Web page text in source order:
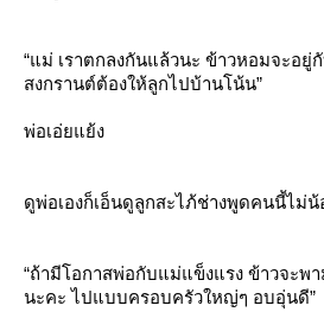
“แม่ เราตกลงกันแล้วนะ ข้าวหอมจะอยู่
สงกรานต์ต้องให้ลูกไปบ้านโน้น”
พ่อเอ่ยแย้ง
ดูพ่อเองก็เอ็นดูลูกสะไภ้ช่างพูดคนนี้ไม่
“ถ้ามีโอกาสพ่อกับแม่แข็งแรง ข้าวจะ
นะคะ ไปแบบครอบครัวใหญ่ๆ อบอุ่นดี”